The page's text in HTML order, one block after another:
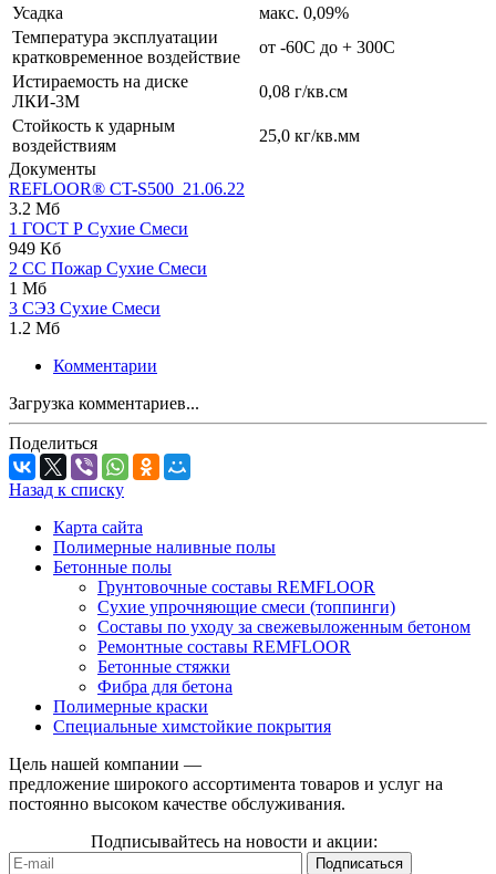
Усадка
макс. 0,09%
Температура эксплуатации
кратковременное воздействие
от -60С до + 300С
Истираемость на диске
ЛКИ-3М
0,08 г/кв.см
Стойкость к ударным
воздействиям
25,0 кг/кв.мм
Документы
REFLOOR® CT-S500_21.06.22
3.2 Мб
1 ГОСТ Р Сухие Смеси
949 Кб
2 СС Пожар Сухие Смеси
1 Мб
3 СЭЗ Сухие Смеси
1.2 Мб
Комментарии
Загрузка комментариев...
Поделиться
Назад к списку
Карта сайта
Полимерные наливные полы
Бетонные полы
Грунтовочные составы REMFLOOR
Сухие упрочняющие смеси (топпинги)
Составы по уходу за свежевыложенным бетоном
Ремонтные составы REMFLOOR
Бетонные стяжки
Фибра для бетона
Полимерные краски
Специальные химстойкие покрытия
Цель нашей компании —
предложение широкого ассортимента товаров и услуг на
постоянно высоком качестве обслуживания.
Подписывайтесь на новости и акции: